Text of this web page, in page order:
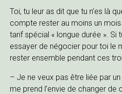
Toi, tu leur as dit que tu n’es là
compte rester au moins un
tarif spécial « longue durée ». Si
essayer de négocier pour toi le
rester ensemble pendant ces
– Je ne veux pas être liée par
me prend l’envie de changer de